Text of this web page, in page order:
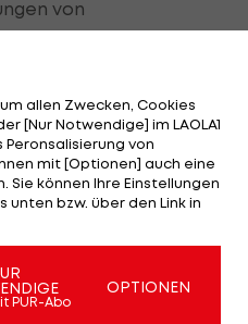
von
Alaba,Xaver Schlager
Trotz
die Vorfreude und
so stark, dass
Dieser Mannschaft
müsse die
die Gänge kommen.
allen Zwecken, Cookies
[Nur Notwendige] im LAOLA1
Peronsalisierung von
mit [Optionen] auch eine
Sie können Ihre Einstellungen
bzw. über den Link in
PUR-Abo
OPTIONEN